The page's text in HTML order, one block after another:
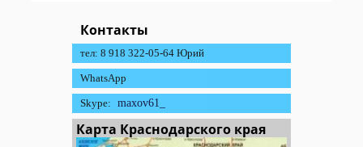
Контакты
тел: 8 918 322-05-64 Юрий
WhatsApp
Skype: maxov61_
Карта Краснодарского края